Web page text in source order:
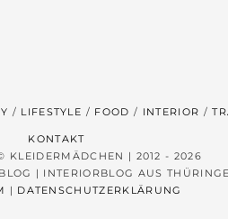
LIFESTYLE FOOD INTERIOR
KONTAKT
KLEIDERMÄDCHEN | 2012 - 2026
| INTERIORBLOG AUS
| DATENSCHUTZERKLÄRUNG